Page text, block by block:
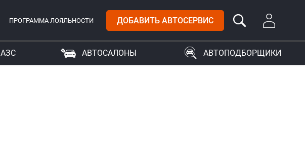
ПРОГРАММА ЛОЯЛЬНОСТИ ДОБАВИТЬ АВТОСЕРВИС
АЗС АВТОСАЛОНЫ АВТОПОДБОРЩИКИ